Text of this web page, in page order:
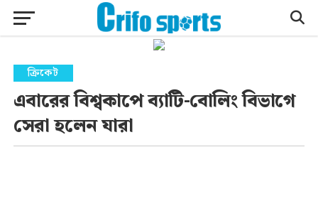
ক্রিকেট
এবারের বিশ্বকাপে ব্যাটি-বোলিং বিভাগে
সেরা হলেন যারা